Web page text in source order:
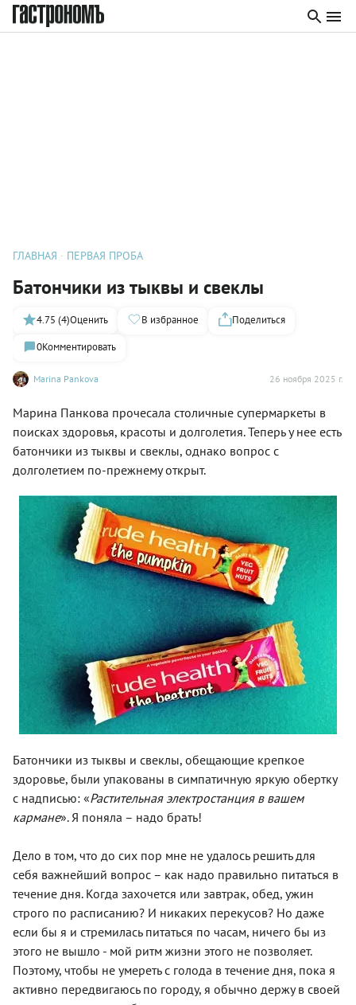
ГЛАВНАЯ ПЕРВАЯ ПРОБА
Батончики из тыквы и свеклы
Marina Pankova 26 ноября 2025 г.
4.75 (4)Оценить В избранное
Поделиться
0Комментировать
Марина Панкова прочесала столичные супермаркеты в
поисках здоровья, красоты и долголетия. Теперь у нее есть
батончики из тыквы и свеклы, однако вопрос с
долголетием по-прежнему открыт.
Батончики из тыквы и свеклы, обещающие крепкое
здоровье, были упакованы в симпатичную яркую обертку
с надписью: «Растительная электростанция в вашем
кармане». Я поняла – надо брать!
Дело в том, что до сих пор мне не удалось решить для
себя важнейший вопрос – как надо правильно питаться в
течение дня. Когда захочется или завтрак, обед, ужин
строго по расписанию? И никаких перекусов? Но даже
если бы я и стремилась питаться по часам, ничего бы из
этого не вышло - мой ритм жизни этого не позволяет.
Поэтому, чтобы не умереть с голода в течение дня, пока я
активно передвигаюсь по городу, я обычно держу в своей